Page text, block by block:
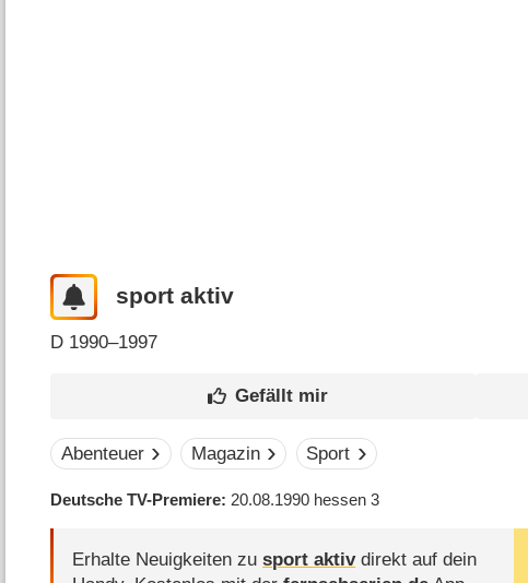
sport aktiv
D 1990–1997
Abenteuer Magazin Sport
Deutsche TV-Premiere 20.08.1990 hessen 3
Erhalte Neuigkeiten zusport aktivdirekt auf dein